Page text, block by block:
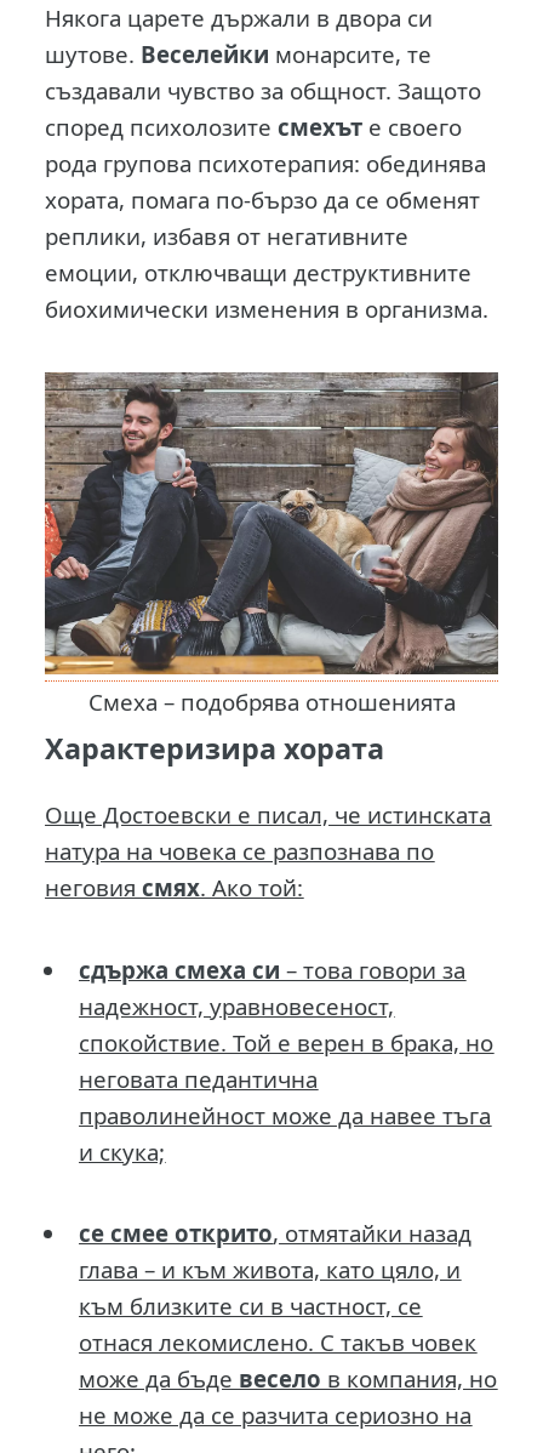
Някога царете държали в двора си
шутове. Веселейки монарсите, те
създавали чувство за общност. Защото
според психолозитесмехът е своего
рода групова психотерапия: обединява
хората, помага по-бързо да се обменят
реплики, избавя от негативните
емоции, отключващи деструктивните
биохимически изменения в организма.
Смеха – подобрява отношенията
Характеризира хората
Още Достоевски е писал, че истинската
натура на човека се разпознава по
неговиясмях. Ако той:
сдържа смеха си – това говори за
надежност, уравновесеност,
спокойствие. Той е верен в брака, но
неговата педантична
праволинейност може да навее тъга
и скука;
се смее открито, отмятайки назад
глава – и към живота, като цяло, и
към близките си в частност, се
отнася лекомислено. С такъв човек
може да бъде весело в компания, но
не може да се разчита сериозно на